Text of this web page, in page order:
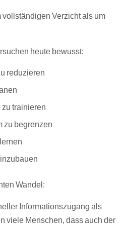
Verzicht als um
heute bewusst:
reduzieren
trainieren
zu begrenzen
Wandel:
Informationszugang als
viele Menschen, dass auch der